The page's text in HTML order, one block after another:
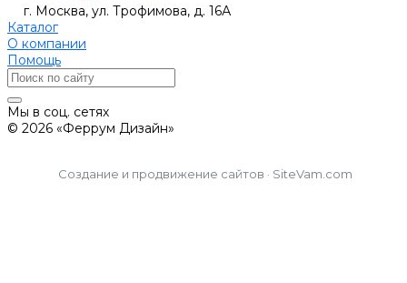
г. Москва, ул. Трофимова, д. 16А
Каталог
О компании
Помощь
Мы в соц. сетях
© 2026 «Феррум Дизайн»
Создание и продвижение сайтов · SiteVam.com